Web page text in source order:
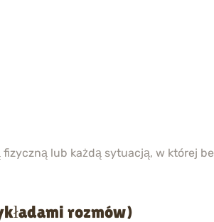
lub każdą sytuacją, w której
rozmów)